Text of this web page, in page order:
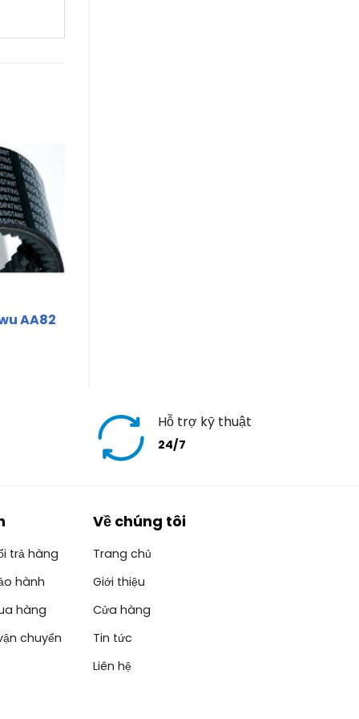
AA82
Hỗ trợ kỹ thuật
24/7
trả hàng
hành
hàng
chuyển
Về chúng tôi
Trang chủ
Giới thiệu
Cửa hàng
Tin tức
Liên hệ